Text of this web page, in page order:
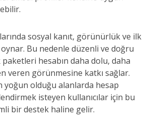
sosyal kanıt, görünürlük ve ilk
Bu nedenle düzenli ve doğru
paketleri hesabın daha dolu, daha
veren görünmesine katkı sağlar.
yoğun olduğu alanlarda hesap
isteyen kullanıcılar için bu
bir destek haline gelir.